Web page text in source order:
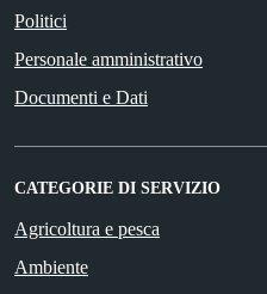
Politici
Personale amministrativo
Documenti e Dati
CATEGORIE DI SERVIZIO
Agricoltura e pesca
Ambiente